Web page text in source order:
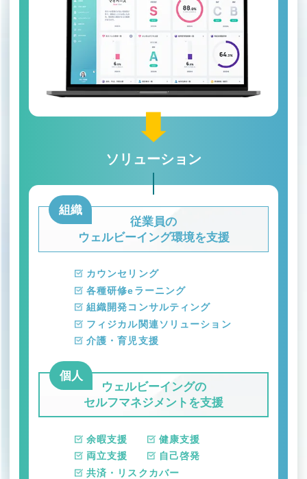
ソリューション
組織
従業員の
ウェルビーイング環境を支援
カウンセリング
各種研修eラーニング
組織開発コンサルティング
フィジカル関連ソリューション
介護・育児支援
個人
ウェルビーイングの
セルフマネジメントを支援
余暇支援
健康支援
両立支援
自己啓発
共済・リスクカバー